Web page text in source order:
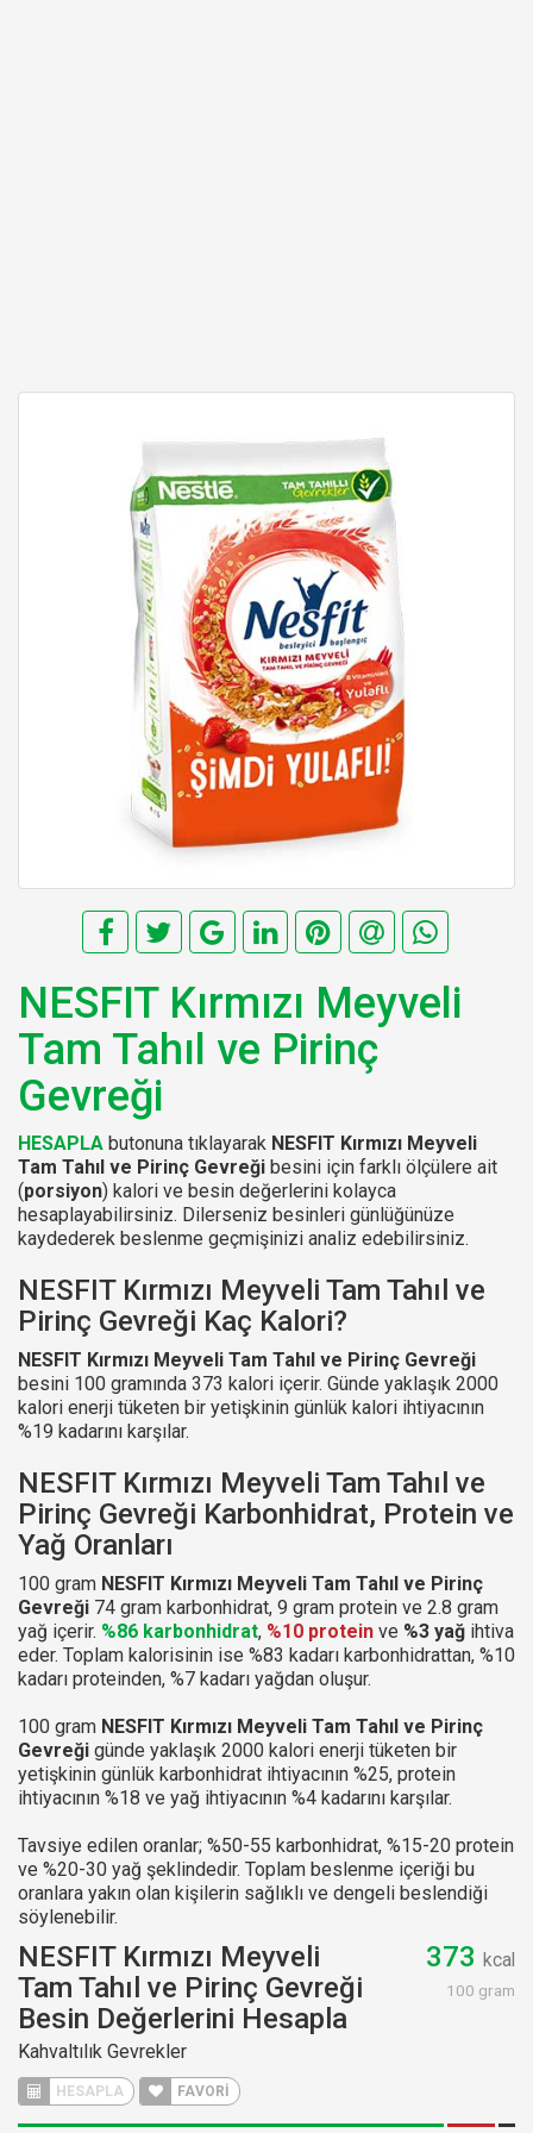
NESFIT Kırmızı Meyveli
Tam Tahıl ve Pirinç
Gevreği
HESAPLA butonuna tıklayarak NESFIT Kırmızı Meyveli
Tam Tahıl ve Pirinç Gevreği besini için farklı ölçülere ait
(porsiyon) kalori ve besin değerlerini kolayca
hesaplayabilirsiniz. Dilerseniz besinleri günlüğünüze
kaydederek beslenme geçmişinizi analiz edebilirsiniz.
NESFIT Kırmızı Meyveli Tam Tahıl ve
Pirinç Gevreği Kaç Kalori?
NESFIT Kırmızı Meyveli Tam Tahıl ve Pirinç Gevreği
besini 100 gramında 373 kalori içerir. Günde yaklaşık 2000
kalori enerji tüketen bir yetişkinin günlük kalori ihtiyacının
%19 kadarını karşılar.
NESFIT Kırmızı Meyveli Tam Tahıl ve
Pirinç Gevreği Karbonhidrat, Protein ve
Yağ Oranları
100 gram NESFIT Kırmızı Meyveli Tam Tahıl ve Pirinç
Gevreği 74 gram karbonhidrat, 9 gram protein ve 2.8 gram
yağ içerir. %86 karbonhidrat, %10 protein ve %3 yağ ihtiva
eder. Toplam kalorisinin ise %83 kadarı karbonhidrattan, %10
kadarı proteinden, %7 kadarı yağdan oluşur.
100 gram NESFIT Kırmızı Meyveli Tam Tahıl ve Pirinç
Gevreği günde yaklaşık 2000 kalori enerji tüketen bir
yetişkinin günlük karbonhidrat ihtiyacının %25, protein
ihtiyacının %18 ve yağ ihtiyacının %4 kadarını karşılar.
Tavsiye edilen oranlar; %50-55 karbonhidrat, %15-20 protein
ve %20-30 yağ şeklindedir. Toplam beslenme içeriği bu
oranlara yakın olan kişilerin sağlıklı ve dengeli beslendiği
söylenebilir.
NESFIT Kırmızı Meyveli
Tam Tahıl ve Pirinç Gevreği
Besin Değerlerini Hesapla
Kahvaltılık Gevrekler
HESAPLA FAVORİ
373 kcal
100 gram